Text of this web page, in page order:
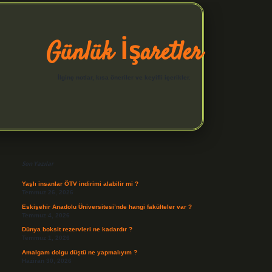
Günlük İşaretler
Son Yazılar
Yaşlı insanlar ÖTV indirimi alabilir mi ?
Temmuz 26, 2026
Eskişehir Anadolu Üniversitesi’nde hangi fakülteler var ?
Temmuz 4, 2026
Dünya boksit rezervleri ne kadardır ?
Temmuz 1, 2026
Amalgam dolgu düştü ne yapmalıyım ?
Haziran 30, 2026